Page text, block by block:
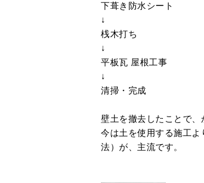
下葺き防水シート
↓
桟木打ち
↓
平板瓦 屋根工事
↓
清掃・完成
壁土を撤去したことで、
今は土を使用する施工
法）が、主流です。